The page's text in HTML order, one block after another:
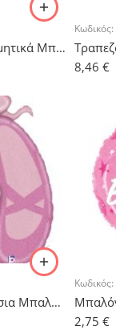
Κρεμαστά Διακοσμητικά Μπαλαρίνα – 6τμχ.
Κωδικός:
8,46 €
Μπαλόνι Παπούτσια Μπαλαρίνας – 40″
Κωδικός:
2,75 €